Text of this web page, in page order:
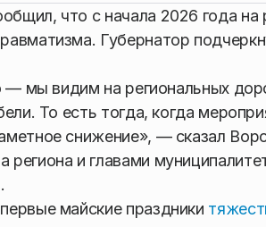
что с начала 2026 года на
Губернатор
— мы видим на региональных
То есть тогда, когда
снижение», — сказал
и главами
майские праздники